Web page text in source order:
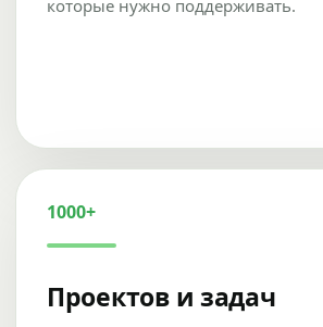
которые нужно поддерживать.
1000+
Проектов и задач